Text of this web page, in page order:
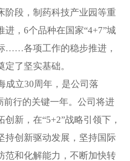
阶段，制药科技产业园等重
进， 6个品种在国家“4+7”城
……各项工作的稳步推进，
了坚实基础。
成立30周年，是公司落
前行的关键一年。公司将进
创新，在“5+2”战略引领下，
持创新驱动发展，坚持国际
范和化解能力，不断加快转